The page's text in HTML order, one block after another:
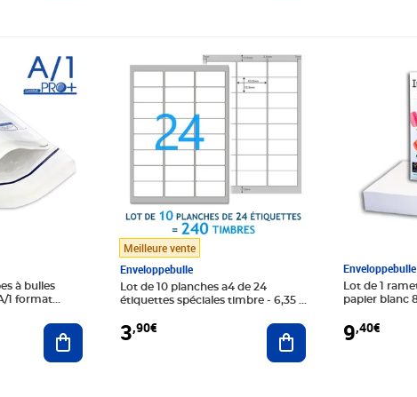
à bulles
1 format
Ajouter au panier
Meilleure vente
Enveloppebulle
Lot de 10 planches a4 de 24
étiquettes spéciales timbre - 6,35 x
3,90€
Prix 3,90€
Ajouter au panier
Enveloppebulle
Lot de 1
papier blanc
9,40€